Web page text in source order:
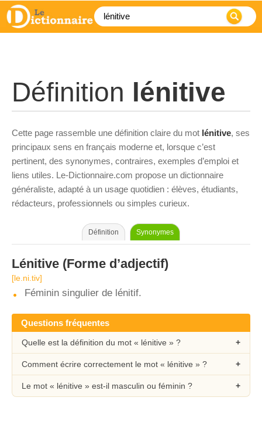
Définition lénitive
Cette page rassemble une définition claire du mot lénitive, ses
principaux sens en français moderne et, lorsque c’est
pertinent, des synonymes, contraires, exemples d’emploi et
liens utiles. Le-Dictionnaire.com propose un dictionnaire
généraliste, adapté à un usage quotidien : élèves, étudiants,
rédacteurs, professionnels ou simples curieux.
Définition Synonymes
Lénitive (Forme d’adjectif)
[le.ni.tiv]
Féminin singulier de lénitif.
Questions fréquentes
Quelle est la définition du mot « lénitive » ?
Comment écrire correctement le mot « lénitive » ?
Le mot « lénitive » est-il masculin ou féminin ?